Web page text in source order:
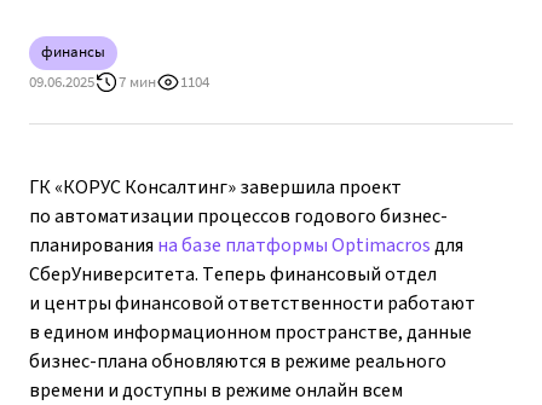
финансы
09.06.2025
7 мин 1104
ГК «КОРУС Консалтинг» завершила проект
по автоматизации процессов годового бизнес-
планирования на базе платформы Optimacrosдля
СберУниверситета. Теперь финансовый отдел
и центры финансовой ответственности работают
в едином информационном пространстве, данные
бизнес-плана обновляются в режиме реального
времени и доступны в режиме онлайн всем